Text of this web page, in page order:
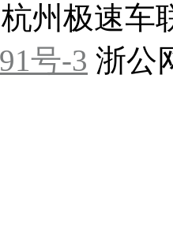
州极速
号-3 浙公